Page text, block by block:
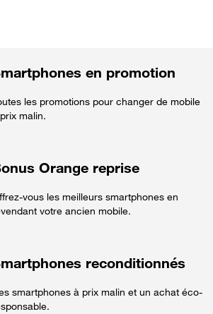
en promotion
les promotions pour changer de mobile
malin.
Orange reprise
vous les meilleurs smartphones en
votre ancien mobile.
reconditionnés
smartphones à prix malin et un achat éco-